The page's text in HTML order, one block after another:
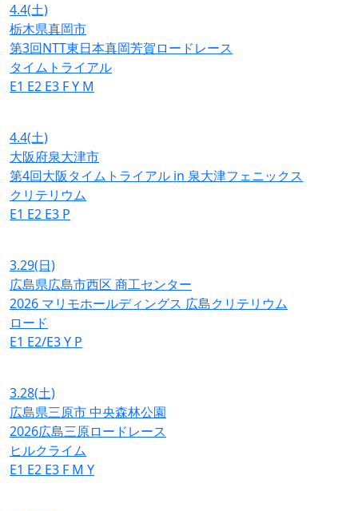
4.4(土)
栃木県真岡市
第3回NTT東日本真岡芳賀ロードレース
タイムトライアル
E1 E2 E3 FY M
4.4(土)
大阪府泉大津市
第4回大阪タイムトライアル in 泉大津フェニックス
クリテリウム
E1 E2 E3 P
3.29(日)
広島県広島市西区 商工センター
2026 マリモホールディングス 広島クリテリウム
ロード
E1 E2/E3Y P
3.28(土)
広島県三原市 中央森林公園
2026広島三原ロードレース
ヒルクライム
E1 E2 E3 F M Y